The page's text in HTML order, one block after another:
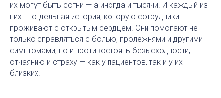
их могут быть сотни — а иногда и тысячи. И каждый из
них — отдельная история, которую сотрудники
проживают с открытым сердцем. Они помогают не
только справляться с болью, пролежнями и другими
симптомами, но и противостоять безысходности,
отчаянию и страху — как у пациентов, так и у их
близких.